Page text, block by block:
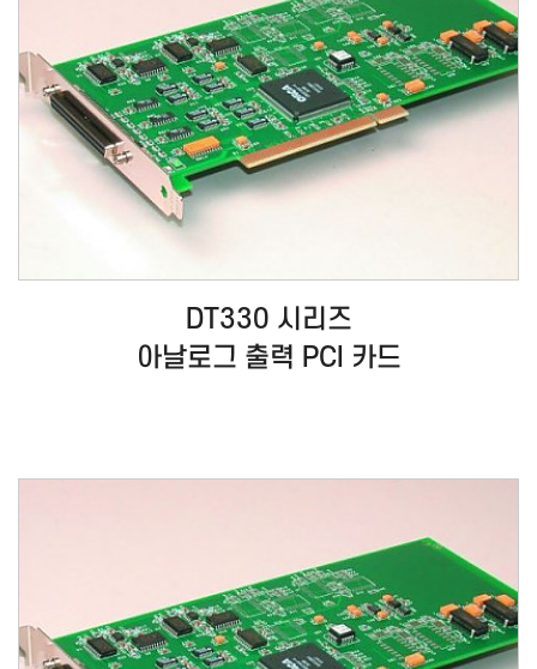
DT330 시리즈
아날로그 출력 PCI 카드